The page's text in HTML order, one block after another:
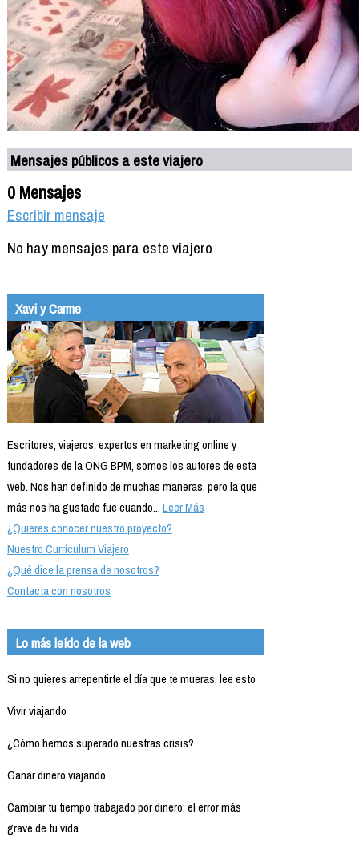
Mensajes públicos a este viajero
0 Mensajes
Escribir mensaje
No hay mensajes para este viajero
Xavi y Carme
Escritores, viajeros, expertos en marketing online y
fundadores de la ONG BPM, somos los autores de esta
web. Nos han definido de muchas maneras, pero la que
más nos ha gustado fue cuando...Leer Más
¿Quieres conocer nuestro proyecto?
Nuestro Currículum Viajero
¿Qué dice la prensa de nosotros?
Contacta con nosotros
Lo más leído de la web
Si no quieres arrepentirte el día que te mueras, lee esto
Vivir viajando
¿Cómo hemos superado nuestras crisis?
Ganar dinero viajando
Cambiar tu tiempo trabajado por dinero: el error más
grave de tu vida